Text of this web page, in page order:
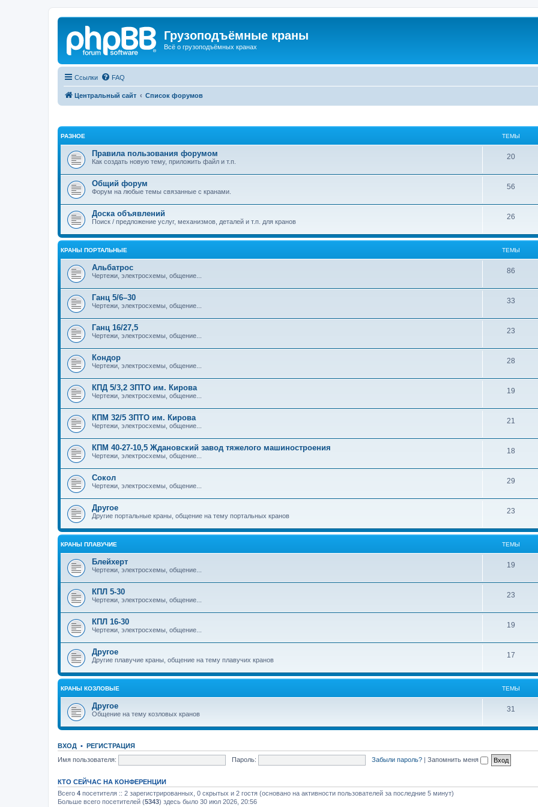
Грузоподъёмные краны
Всё о грузоподъёмных кранах
Ссылки FAQ
Центральный сайт Список форумов
РАЗНОЕ ТЕМЫ
Правила пользования форумом
Как создать новую тему, приложить файл и т.п.
20
Общий форум
Форум на любые темы связанные с кранами.
56
Доска объявлений
Поиск / предложение услуг, механизмов, деталей и т.п. для кранов
26
КРАНЫ ПОРТАЛЬНЫЕ ТЕМЫ
Альбатрос
Чертежи, электросхемы, общение...
86
Ганц 5/6–30
Чертежи, электросхемы, общение...
33
Ганц 16/27,5
Чертежи, электросхемы, общение...
23
Кондор
Чертежи, электросхемы, общение...
28
КПД 5/3,2 ЗПТО им. Кирова
Чертежи, электросхемы, общение...
19
КПМ 32/5 ЗПТО им. Кирова
Чертежи, электросхемы, общение...
21
КПМ 40-27-10,5 Ждановский завод тяжелого машиностроения
Чертежи, электросхемы, общение...
18
Сокол
Чертежи, электросхемы, общение...
29
Другое
Другие портальные краны, общение на тему портальных кранов
23
КРАНЫ ПЛАВУЧИЕ ТЕМЫ
Блейхерт
Чертежи, электросхемы, общение...
19
КПЛ 5-30
Чертежи, электросхемы, общение...
23
КПЛ 16-30
Чертежи, электросхемы, общение...
19
Другое
Другие плавучие краны, общение на тему плавучих кранов
17
КРАНЫ КОЗЛОВЫЕ ТЕМЫ
Другое
Общение на тему козловых кранов
31
ВХОД • РЕГИСТРАЦИЯ
Имя пользователя:
Пароль: Забыли пароль? | Запомнить меня
КТО СЕЙЧАС НА КОНФЕРЕНЦИИ
Всего 4 посетителя :: 2 зарегистрированных, 0 скрытых и 2 гостя (основано на активности пользователей за последние 5 минут)
Больше всего посетителей (5343) здесь было 30 июл 2026, 20:56